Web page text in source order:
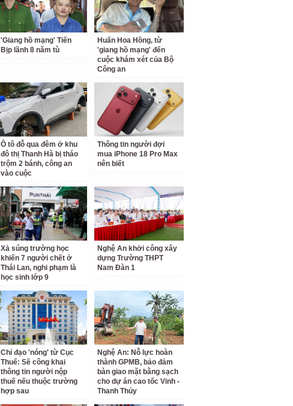
'Giang hồ mạng' Tiến
Bịp lãnh 8 năm tù
Huấn Hoa Hồng, từ
'giang hồ mạng' đến
cuộc khám xét của Bộ
Công an
Ô tô đỗ qua đêm ở khu
đô thị Thanh Hà bị tháo
trộm 2 bánh, công an
vào cuộc
Thông tin người đợi
mua iPhone 18 Pro Max
nên biết
Xả súng trường học
khiến 7 người chết ở
Thái Lan, nghi phạm là
học sinh lớp 9
Nghệ An khởi công xây
dựng Trường THPT
Nam Đàn 1
Chỉ đạo 'nóng' từ Cục
Thuế: Sẽ công khai
thông tin người nộp
thuế nếu thuộc trường
hợp sau
Nghệ An: Nỗ lực hoàn
thành GPMB, bảo đảm
bàn giao mặt bằng sạch
cho dự án cao tốc Vinh -
Thanh Thủy